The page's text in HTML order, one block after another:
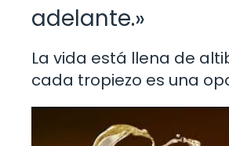
adelante.»
La vida está llena de
cada tropiezo es una